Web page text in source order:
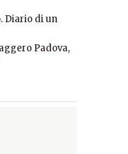
Diario di un
Padova,